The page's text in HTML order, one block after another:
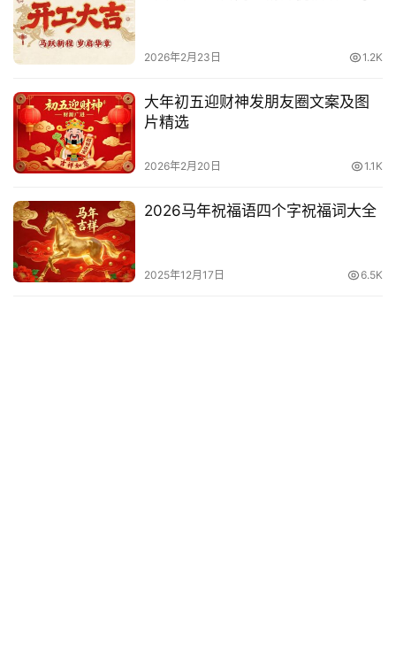
2026年2月23日 1.2K
大年初五迎财神发朋友圈文案及图
片精选
2026年2月20日 1.1K
2026马年祝福语四个字祝福词大全
2025年12月17日 6.5K